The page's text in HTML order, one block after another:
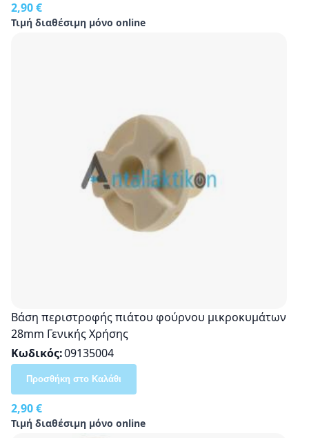
2,90 €
Τιμή διαθέσιμη μόνο online
Βάση περιστροφής πιάτου φούρνου μικροκυμάτων
28mm Γενικής Χρήσης
Κωδικός 09135004
2,90 €
Τιμή διαθέσιμη μόνο online
Προσθήκη στο Καλάθι